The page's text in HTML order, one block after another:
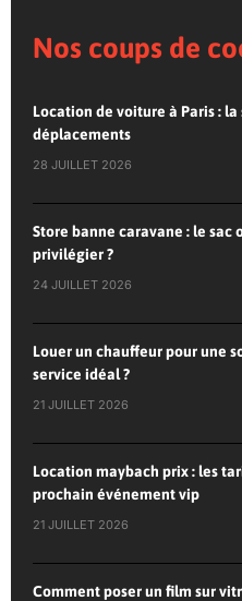
Nos coups de
Location de voiture à Paris :
déplacements
28 JUILLET 2026
Store banne caravane : le sac
privilégier ?
24 JUILLET 2026
Louer un chauffeur pour une
service idéal ?
21 JUILLET 2026
Location maybach prix : les
prochain événement vip
21 JUILLET 2026
Comment poser un film sur